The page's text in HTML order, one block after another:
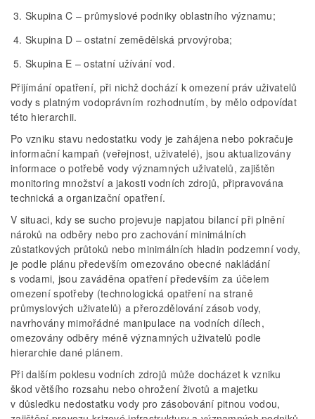
Skupina C – průmyslové podniky oblastního významu;
Skupina D – ostatní zemědělská prvovýroba;
Skupina E – ostatní užívání vod.
Přijímání opatření, při nichž dochází k omezení práv uživatelů
vody s platným vodoprávním rozhodnutím, by mělo odpovídat
této hierarchii.
Po vzniku stavu nedostatku vody je zahájena nebo pokračuje
informační kampaň (veřejnost, uživatelé), jsou aktualizovány
informace o potřebě vody významných uživatelů, zajištěn
monitoring množství a jakosti vodních zdrojů, připravována
technická a organizační opatření.
V situaci, kdy se sucho projevuje napjatou bilancí při plnění
nároků na odběry nebo pro zachování minimálních
zůstatkových průtoků nebo minimálních hladin podzemní vody,
je podle plánu především omezováno obecné nakládání
s vodami, jsou zaváděna opatření především za účelem
omezení spotřeby (technologická opatření na straně
průmyslových uživatelů) a přerozdělování zásob vody,
navrhovány mimořádné manipulace na vodních dílech,
omezovány odběry méně významných uživatelů podle
hierarchie dané plánem.
Při dalším poklesu vodních zdrojů může docházet k vzniku
škod většího rozsahu nebo ohrožení životů a majetku
v důsledku nedostatku vody pro zásobování pitnou vodou,